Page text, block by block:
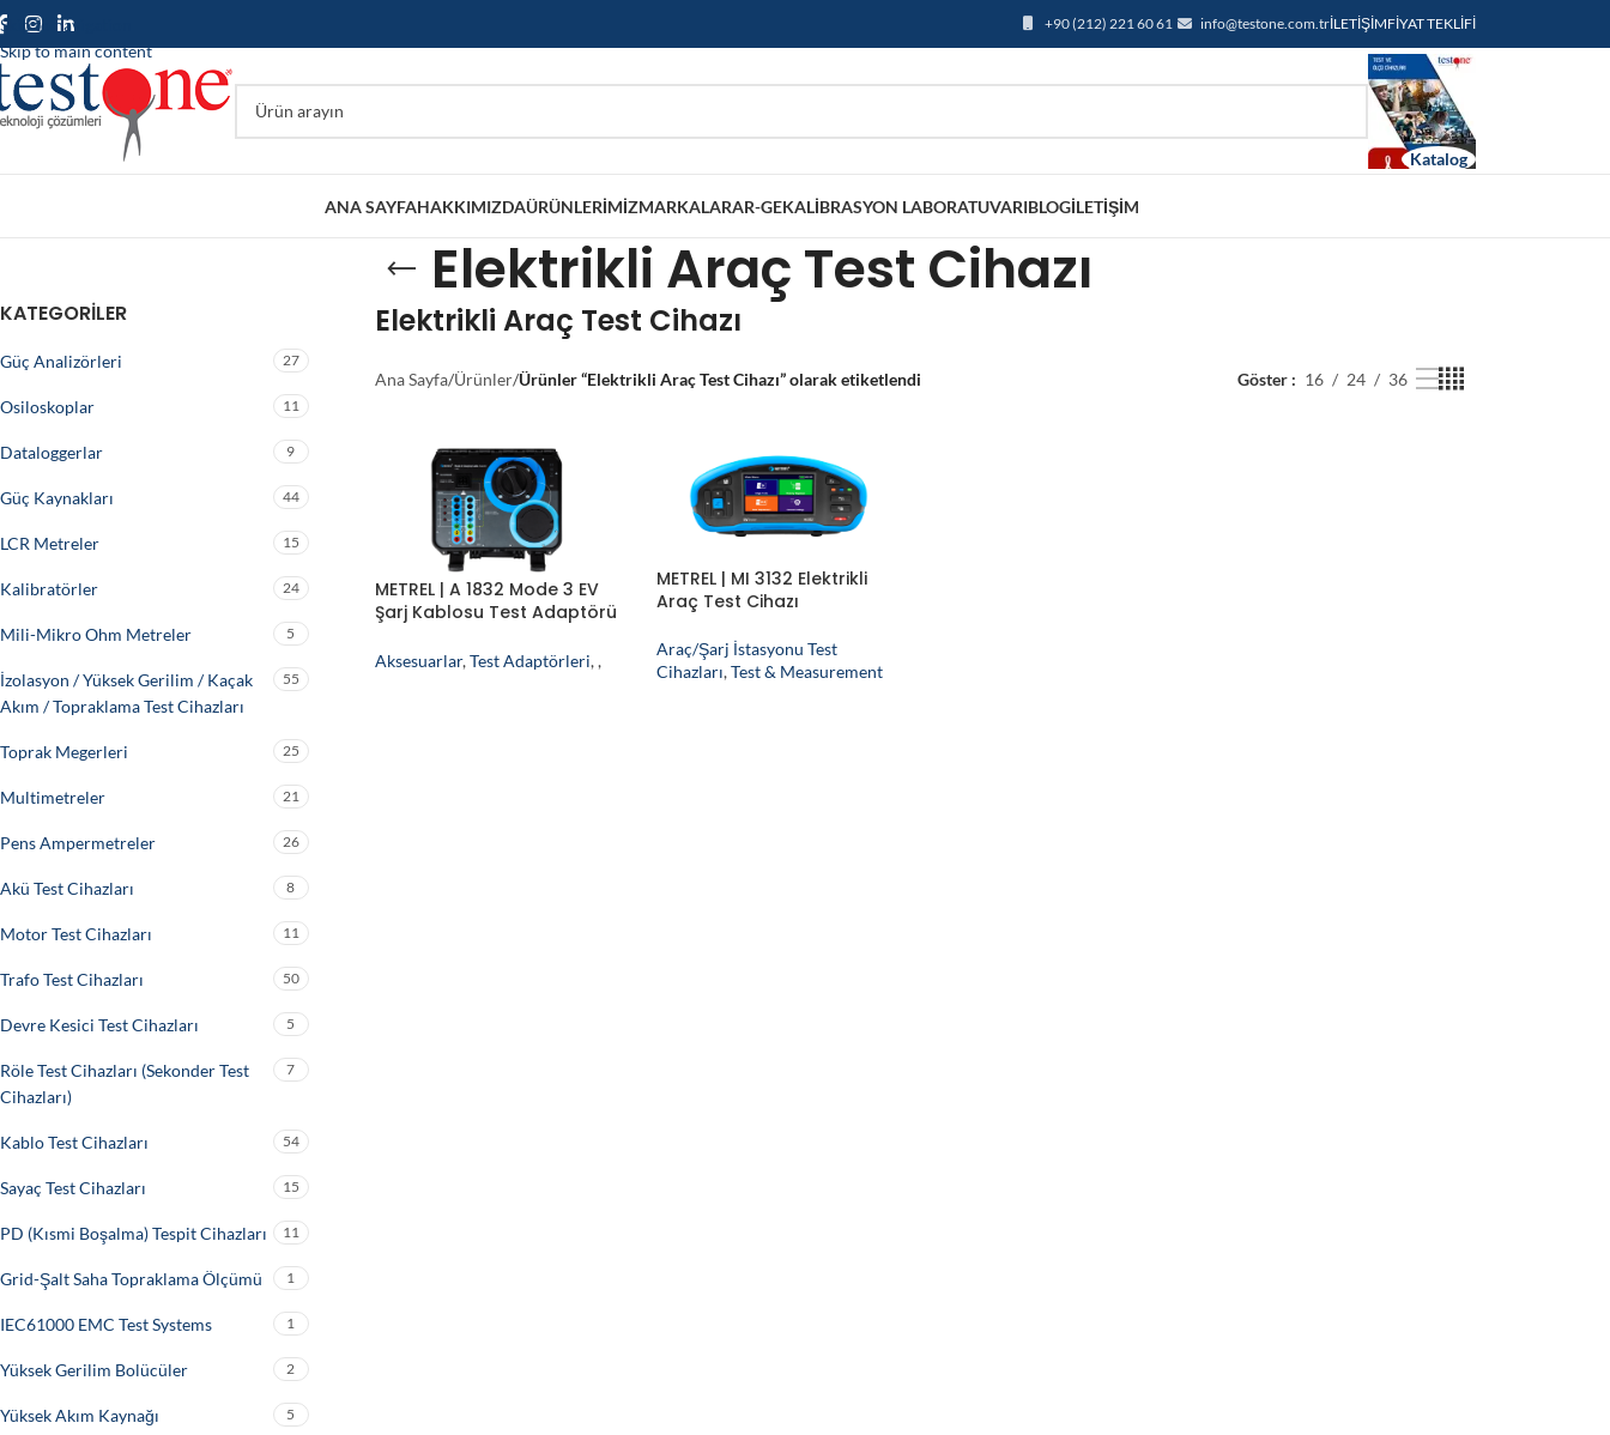
Skip to navigation
Skip to main content
+90 (212) 221 60 61 info@testone.com.trİLETIŞIMFIYAT TEKLIFI
ANA SAYFAHAKKIMIZDAÜRÜNLERIMIZMARKALARAR-GEKALIBRASYON LABORATUVARIBLOGİLETIŞIM
Elektrikli Araç Test Cihazı
KATEGORILER
Güç Analizörleri 27
Osiloskoplar 11
Dataloggerlar 9
Güç Kaynakları 44
LCR Metreler 15
Kalibratörler 24
Mili-Mikro Ohm Metreler 5
İzolasyon / Yüksek Gerilim / Kaçak
Akım / Topraklama Test Cihazları
55
Toprak Megerleri 25
Multimetreler 21
Pens Ampermetreler 26
Akü Test Cihazları 8
Motor Test Cihazları 11
Trafo Test Cihazları 50
Devre Kesici Test Cihazları 5
Röle Test Cihazları (Sekonder Test
Cihazları)
7
Kablo Test Cihazları 54
Sayaç Test Cihazları 15
PD (Kısmi Boşalma) Tespit Cihazları 11
Grid-Şalt Saha Topraklama Ölçümü 1
IEC61000 EMC Test Systems 1
Yüksek Gerilim Bolücüler 2
Yüksek Akım Kaynağı 5
Elektrikli Araç Test Cihazı
Ana Sayfa/Ürünler/Ürünler “Elektrikli Araç Test Cihazı” olarak etiketlendi Göster 16 24 36
METREL | A 1832 Mode 3 EV
Şarj Kablosu Test Adaptörü
Aksesuarlar,Test Adaptörleri,,
METREL | MI 3132 Elektrikli
Araç Test Cihazı
Araç/Şarj İstasyonu Test
Cihazları,Test & Measurement